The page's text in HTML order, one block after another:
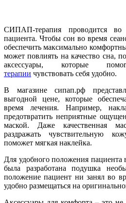
СИПАП-терапия проводится
пациента. Чтобы сон во время
обеспечить максимально
может повлиять на качество сна,
аксессуары, которые
терапии чувствовать себя удобно.
В магазине сипап.рф
выгодной цене, которые
время лечения. Например,
предотвратить неприятные
маской. Даже качественная
раздражать чувствительную
поможет мягкая наклейка.
Для удобного положения
была разработана подушка
положение пациент ни занял во
удобно размещаться на